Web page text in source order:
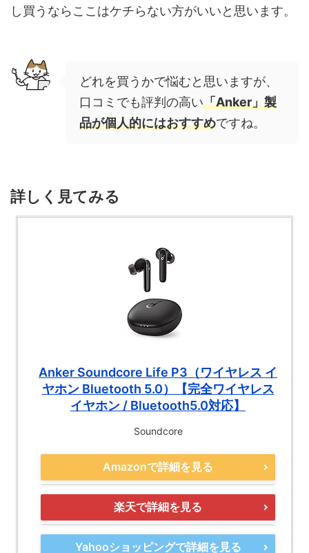
し買うならここはケチらない方がいいと思います。
どれを買うかで悩むと思いますが、
口コミでも評判の高い「Anker」製
品が個人的にはおすすめですね。
詳しく見てみる
Anker Soundcore Life P3（ワイヤレス イ
ヤホン Bluetooth 5.0）【完全ワイヤレス
イヤホン / Bluetooth5.0対応】
Soundcore
Amazonで詳細を見る
楽天で詳細を見る
Yahooショッピングで詳細を見る